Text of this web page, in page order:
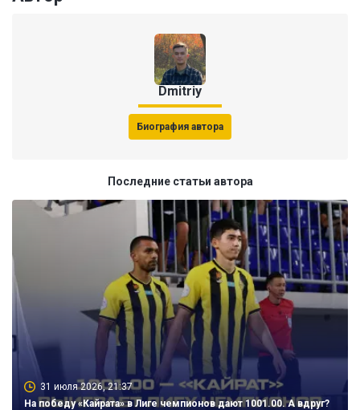
Dmitriy
Биография автора
Последние статьи автора
31 июля 2026, 21:37
На победу «Кайрата» в Лиге чемпионов дают 1001.00. А вдруг?